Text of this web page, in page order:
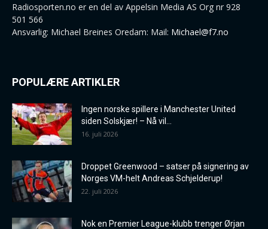
Radiosporten.no er en del av Appelsin Media AS Org nr 928
501 566
Ansvarlig: Michael Breines Oredam: Mail: Michael@f7.no
POPULÆRE ARTIKLER
Ingen norske spillere i Manchester United
siden Solskjær! – Nå vil...
16. juli 2026
Droppet Greenwood – satser på signering av
Norges VM-helt Andreas Schjelderup!
22. juli 2026
Nok en Premier League-klubb trenger Ørjan